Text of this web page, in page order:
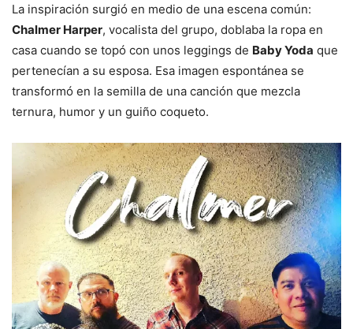
La inspiración surgió en medio de una escena común:
Chalmer Harper, vocalista del grupo, doblaba la ropa en
casa cuando se topó con unos leggings de Baby Yoda que
pertenecían a su esposa. Esa imagen espontánea se
transformó en la semilla de una canción que mezcla
ternura, humor y un guiño coqueto.